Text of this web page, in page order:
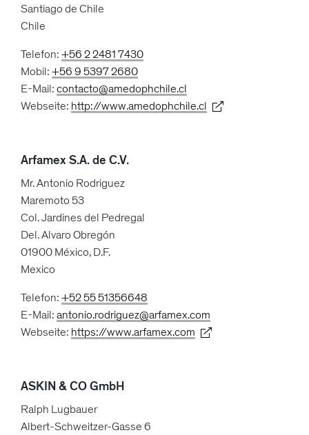
Santiago de Chile
Chile
Telefon:+56 2 2481 7430
Mobil:+56 9 5397 2680
E-Mail:contacto@amedophchile.cl
Webseite: http://www.amedophchile.cl
Arfamex S.A. de C.V.
Mr. Antonio Rodriguez
Maremoto 53
Col. Jardines del Pedregal
Del. Alvaro Obregón
01900 México, D.F.
Mexico
Telefon:+52 55 51356648
E-Mail:antonio.rodriguez@arfamex.com
Webseite: https://www.arfamex.com
ASKIN & CO GmbH
Ralph Lugbauer
Albert-Schweitzer-Gasse 6